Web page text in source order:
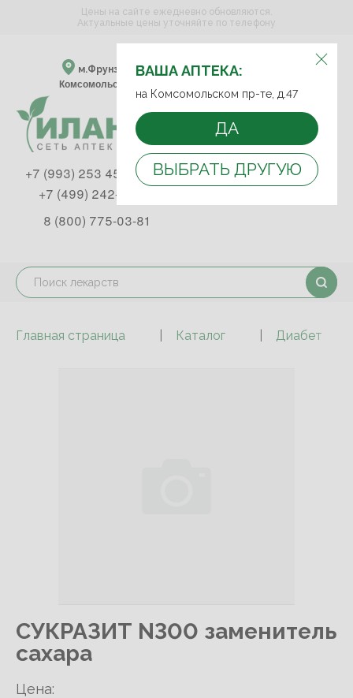
ВЫБЕРИТЕ АПТЕКУ:
м.Фрунзенская м.Спортивная
Комсомольский пр-т, д. 47
ВАША АПТЕКА:
на Комсомольском пр-те, д.47
ДА
ВЫБРАТЬ ДРУГУЮ
Цены на сайте ежедневно обновляются.
Актуальные цены уточняйте по телефону
+7 (993) 253 45 93
+7 (499) 242-90-85
8 (800) 775-03-81
Главная страница Каталог Диабет
СУКРАЗИТ N300 заменитель
сахара
Цена: